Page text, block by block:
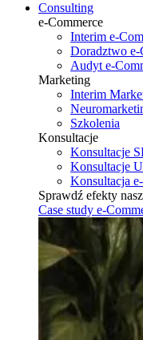
Consulting
e-Commerce
Interim e-
Doradztwo e-
Audyt e-
Marketing
Interim
Szkolenia
Konsultacje
Konsultacje
Konsultacje
Konsultacja
Sprawdź efekty
Case study e-